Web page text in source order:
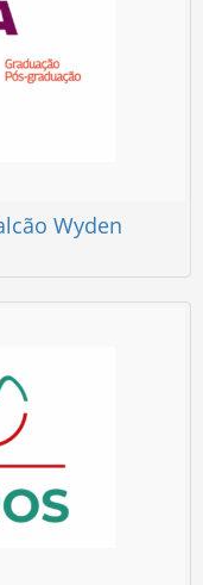
Wyden